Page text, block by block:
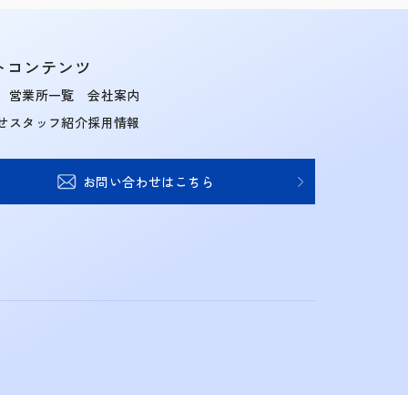
コンテンツ
営業所一覧
スタッフ紹介
会社案内
採用情報
お問い合わせはこちら